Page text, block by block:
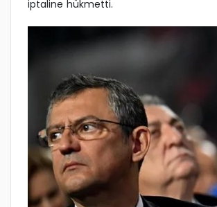
iptaline hükmetti.